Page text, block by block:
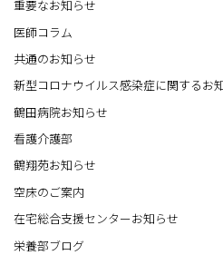
重要なお知らせ
医師コラム
共通のお知らせ
新型コロナウイルス感染症に関するお
鶴田病院お知らせ
看護介護部
鶴翔苑お知らせ
空床のご案内
在宅総合支援センターお知らせ
栄養部ブログ